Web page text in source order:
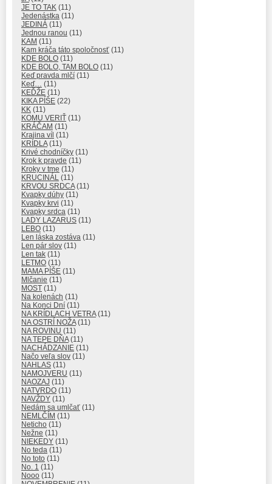
JE TO TAK (11)
Jedenástka (11)
JEDINÁ (11)
Jednou ranou (11)
KAM (11)
Kam kráča táto spoločnosť (11)
KDE BOLO (11)
KDE BOLO, TAM BOLO (11)
Keď pravda mlčí (11)
Keď…
(11)
KEĎŽE (11)
KIKA PÍŠE (22)
KK (11)
KOMU VERIŤ (11)
KRÁČAM (11)
Krajina víl (11)
KRÍDLA(11)
Krivé chodníčky (11)
Krok k pravde (11)
Kroky v tme (11)
KRUCINÁL (11)
KRVOU SRDCA(11)
Kvapky dúhy (11)
Kvapky krvi (11)
Kvapky srdca (11)
LADY LAZARUS (11)
LEBO (11)
Len láska zostáva (11)
Len pár slov (11)
Len tak (11)
LETMO (11)
MAMA PÍŠE (11)
Mlčanie (11)
MOST (11)
Na kolenách (11)
Na Konci Dní (11)
NA KRÍDLACH VETRA(11)
NA OSTRÍ NOŽA(11)
NA ROVINU (11)
NA TEPE DŇA(11)
NACHÁDZANIE (11)
Načo veľa slov (11)
NAHLAS (11)
NAMOJVERU (11)
NAOZAJ (11)
NATVRDO (11)
NAVŽDY (11)
Nedám sa umlčať (11)
NEMLČÍM (11)
Neticho (11)
Nežne (11)
NIEKEDY (11)
No teda (11)
No toto (11)
No. 1 (11)
Nooo (11)